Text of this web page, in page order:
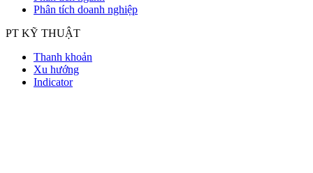
Phân tích doanh nghiệp
PT KỸ THUẬT
Thanh khoản
Xu hướng
Indicator